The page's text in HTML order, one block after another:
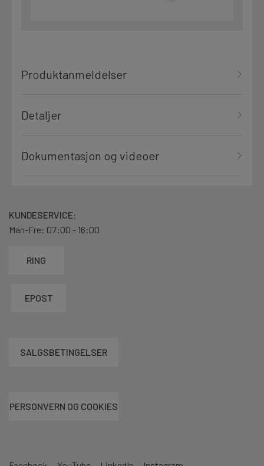
Produktanmeldelser
Detaljer
Dokumentasjon og videoer
KUNDESERVICE:
Man-Fre: 07:00 - 16:00
RING
EPOST
SALGSBETINGELSER
PERSONVERN OG COOKIES